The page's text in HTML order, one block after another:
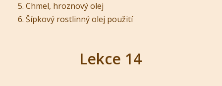
Chmel, hroznový olej
Šípkový rostlinný olej použití
Lekce 14